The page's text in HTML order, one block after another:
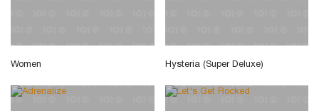
Women Hysteria (Super Deluxe)